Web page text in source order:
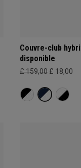
Couvre-club
disponible
£ 159,00 £ 18,00